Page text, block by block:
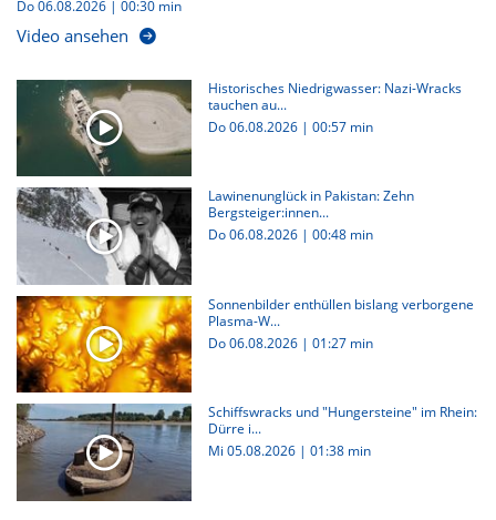
Do 06.08.2026 | 00:30 min
Video ansehen
Historisches Niedrigwasser: Nazi-Wracks
tauchen au...
Do 06.08.2026 |00:57 min
Lawinenunglück in Pakistan: Zehn
Bergsteiger:innen...
Do 06.08.2026 |00:48 min
Sonnenbilder enthüllen bislang verborgene
Plasma-W...
Do 06.08.2026 |01:27 min
Schiffswracks und "Hungersteine" im Rhein:
Dürre i...
Mi 05.08.2026 |01:38 min